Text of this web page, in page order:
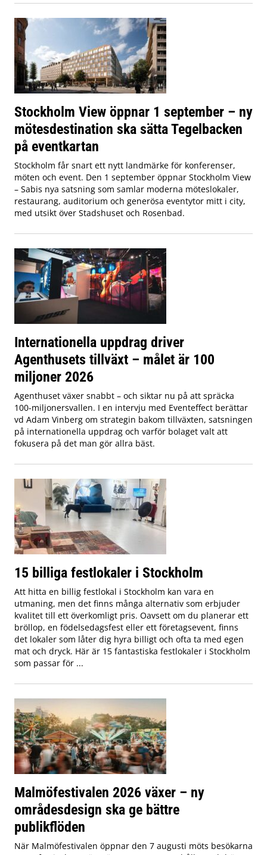
Stockholm View öppnar 1 september – ny
mötesdestination ska sätta Tegelbacken
på eventkartan
Stockholm får snart ett nytt landmärke för konferenser,
möten och event. Den 1 september öppnar Stockholm View
– Sabis nya satsning som samlar moderna möteslokaler,
restaurang, auditorium och generösa eventytor mitt i city,
med utsikt över Stadshuset och Rosenbad.
Internationella uppdrag driver
Agenthusets tillväxt – målet är 100
miljoner 2026
Agenthuset växer snabbt – och siktar nu på att spräcka
100-miljonersvallen. I en intervju med Eventeffect berättar
vd Adam Vinberg om strategin bakom tillväxten, satsningen
på internationella uppdrag och varför bolaget valt att
fokusera på det man gör allra bäst.
15 billiga festlokaler i Stockholm
Att hitta en billig festlokal i Stockholm kan vara en
utmaning, men det finns många alternativ som erbjuder
kvalitet till ett överkomligt pris. Oavsett om du planerar ett
bröllop, en födelsedagsfest eller ett företagsevent, finns
det lokaler som låter dig hyra billigt och ofta ta med egen
mat och dryck. Här är 15 fantastiska festlokaler i Stockholm
som passar för ...
Malmöfestivalen 2026 växer – ny
områdesdesign ska ge bättre
publikflöden
När Malmöfestivalen öppnar den 7 augusti möts besökarna